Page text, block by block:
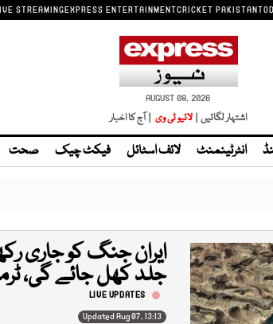
STREAMINGEXPRESS ENTERTAINMENTCRICKET PAKISTAN
AUGUST 08, 2026
اشتہار لگائیں | لائیو ٹی وی | آج کا اخبار
انٹرٹینمنٹ لائف اسٹائل فیکٹ چیک صحت
ایران جنگ کو جاری
جلد کھل جائے گی،
LIVE UPDATES
Updated Aug 07, 13:13